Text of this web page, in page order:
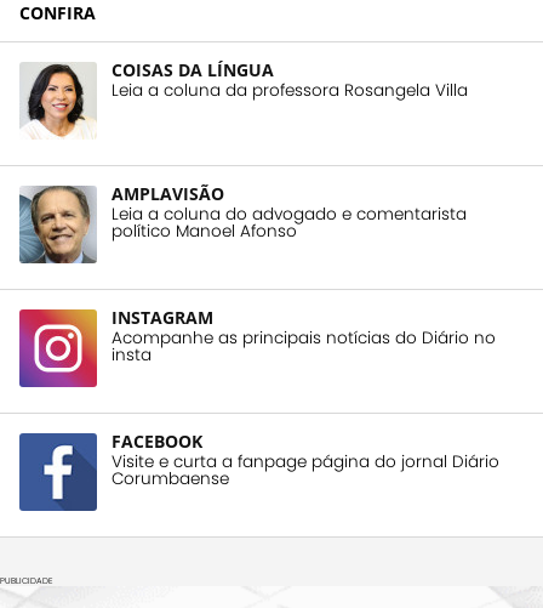
CONFIRA
COISAS DA LÍNGUA
Leia a coluna da professora Rosangela Villa
AMPLAVISÃO
Leia a coluna do advogado e comentarista
político Manoel Afonso
INSTAGRAM
Acompanhe as principais notícias do Diário no
insta
FACEBOOK
Visite e curta a fanpage página do jornal Diário
Corumbaense
PUBLICIDADE